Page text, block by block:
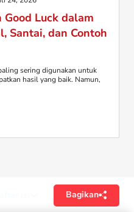
Luck dalam
Santai, dan Contoh
sering digunakan untuk
hasil yang baik. Namun,
Bagikan